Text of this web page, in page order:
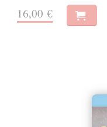
16,00 €